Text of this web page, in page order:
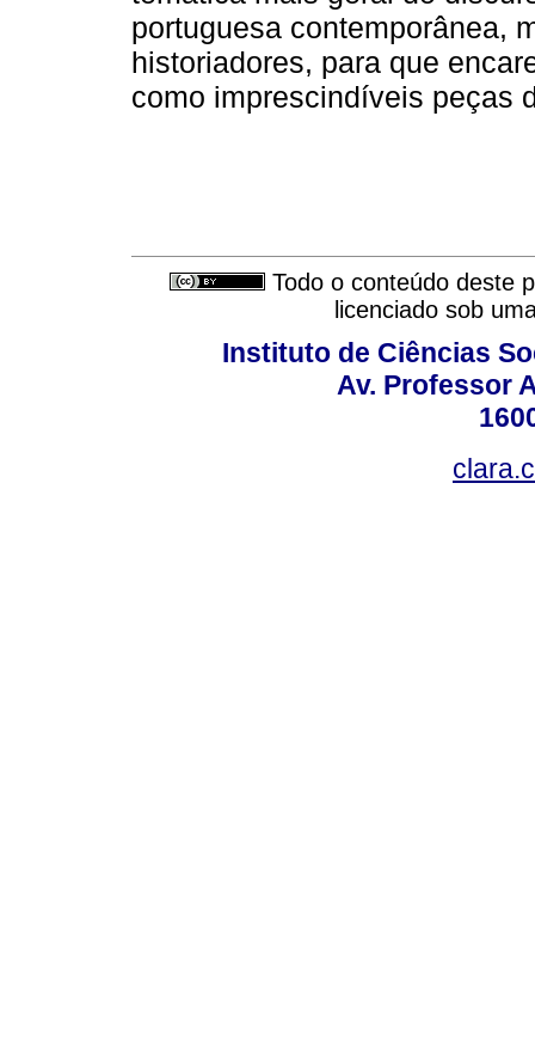
portuguesa contemporânea,
historiadores, para que
como imprescindíveis peças
Todo o conteúdo deste
licenciado sob
Instituto de Ciências
Av. Professor